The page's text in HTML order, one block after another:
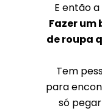
E então
Fazer um
de roupa
Tem
para
só